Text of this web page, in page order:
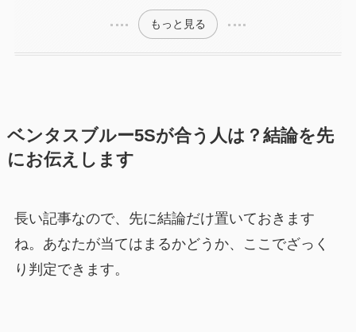
もっと見る
ベンタスブルー5Sが合う人は？結論を先
にお伝えします
長い記事なので、先に結論だけ置いておきます
ね。あなたが当てはまるかどうか、ここでざっく
り判定できます。